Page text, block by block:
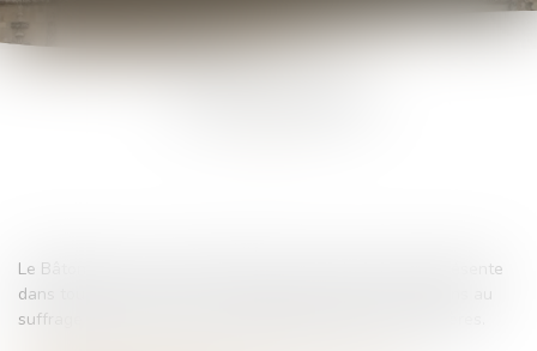
Le Bâtonnier est le chef de l'Ordre des avocats qu'il représente
dans tous les actes de la vie civile. Il est élu pour deux ans au
suffrage universel et à la majorité absolue par ses confrères.